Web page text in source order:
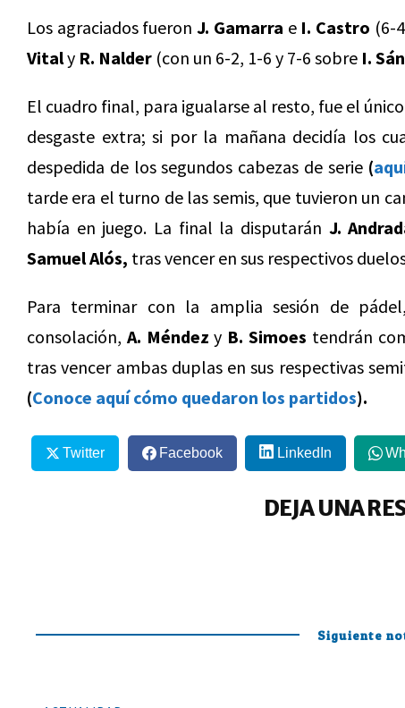
Los agraciados fueronJ. Gamarra eI. Castro (6-
Vitaly R. Nalder (con un 6-2, 1-6 y 7-6 sobre I.
El cuadro final, para igualarse al resto, fue el
desgaste extra; si por la mañana decidía los
despedida de los segundos cabezas de serie (
tarde era el turno de las semis, que tuvieron un
había en juego. La final la disputarán J.
Samuel Alós, tras vencer en sus respectivos
Para terminar con la amplia sesión de
consolación, A. Méndez y B. Simoes tendrán
tras vencer ambas duplas en sus respectivas
(Conoce aquí cómo quedaron los partidos).
Twitter Facebook LinkedIn
DEJA UNA
Siguiente